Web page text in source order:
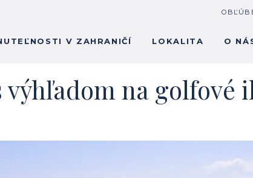
V ZAHRANIČÍ LOKALITA O
na golfové